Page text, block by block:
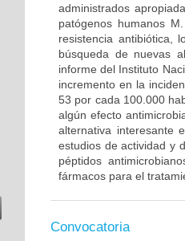
administrados
patógenos humanos
resistencia antibiótica,
búsqueda de nuevas
informe del Instituto
incremento en la
53 por cada 100.000
algún efecto
alternativa interesante
estudios de actividad y
péptidos
fármacos para el
Convocatoria